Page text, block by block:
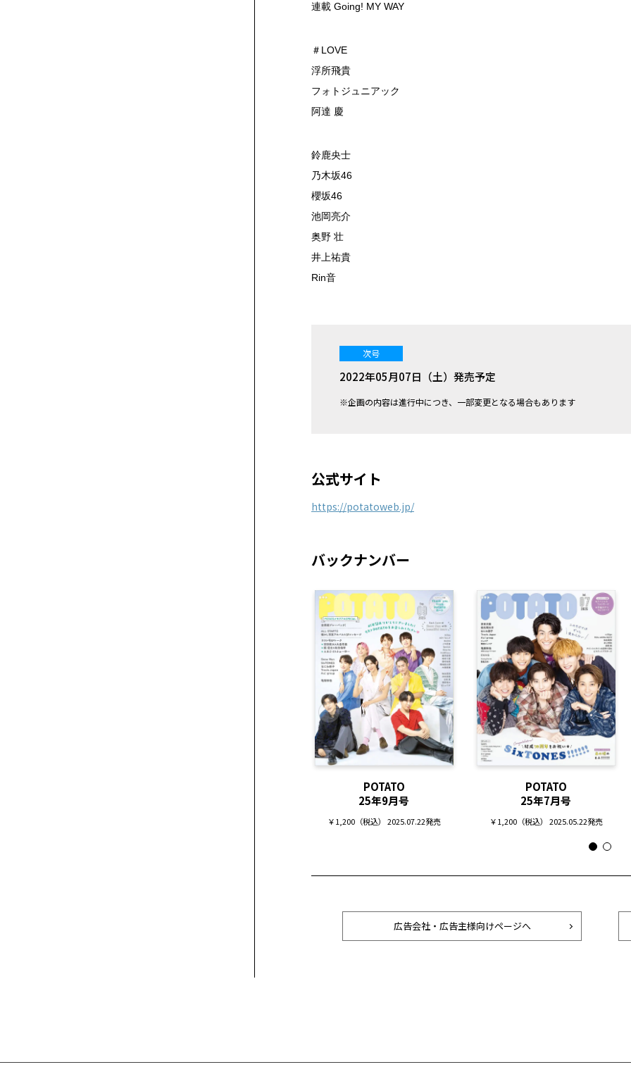
連載 Going! MY WAY
＃LOVE
浮所飛貴
フォトジュニアック
阿達 慶
鈴鹿央士
乃木坂46
櫻坂46
池岡亮介
奥野 壮
井上祐貴
Rin音
次号
2022年05月07日（土）発売予定
※企画の内容は進行中につき、一部変更となる場合もあります
公式サイト
https://potatoweb.jp/
バックナンバー
POTATO
25年9月号
￥1,200（税込） 2025.07.22発売
POTATO
25年7月号
￥1,200（税込） 2025.05.22発売
広告会社・広告主様向けページへ